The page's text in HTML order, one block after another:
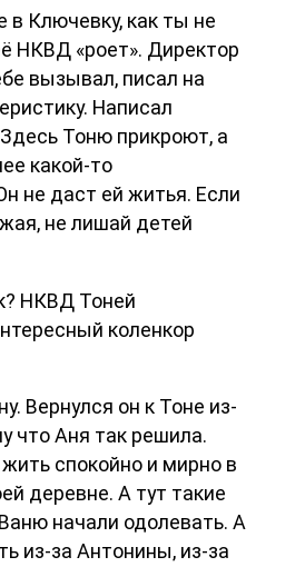
в Ключевку, как ты не
НКВД «роет». Директор
вызывал, писал на
Написал
Тоню прикроют, а
какой-то
не даст ей житья. Если
не лишай детей
НКВД Тоней
коленкор
Вернулся он к Тоне из-
что Аня так решила.
спокойно и мирно в
деревне. А тут такие
начали одолевать. А
из-за Антонины, из-за